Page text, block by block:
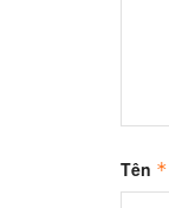
Tên *